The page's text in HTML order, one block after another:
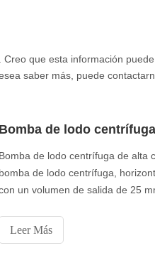
Creo que esta información
saber más, puede
Bomba de lodo centrífuga de alta
bomba de lodo centrífuga,
un volumen de salida de 25
bomba tiene un forro de metal o
y resistentes al
Leer Más